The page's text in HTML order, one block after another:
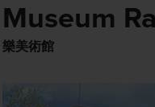
Museum
樂美術館